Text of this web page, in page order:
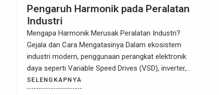
Pengaruh Harmonik pada Peralatan
Industri
Mengapa Harmonik Merusak Peralatan Industri?
Gejala dan Cara Mengatasinya Dalam ekosistem
industri modern, penggunaan perangkat elektronik
daya seperti Variable Speed Drives (VSD), inverter,
dan rectifier telah meningkatkan efisiensi secara
signifikan. Namun, perangkat non-linear ini
SELENGKAPNYA